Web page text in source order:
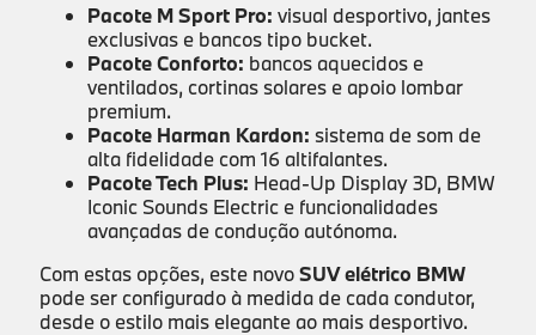
Pacote M Sport Pro: visual desportivo, jantes
exclusivas e bancos tipo bucket.
Pacote Conforto: bancos aquecidos e
ventilados, cortinas solares e apoio lombar
premium.
Pacote Harman Kardon: sistema de som de
alta fidelidade com 16 altifalantes.
Pacote Tech Plus: Head-Up Display 3D, BMW
Iconic Sounds Electric e funcionalidades
avançadas de condução autónoma.
Com estas opções, este novoSUV elétrico BMW
pode ser configurado à medida de cada condutor,
desde o estilo mais elegante ao mais desportivo.